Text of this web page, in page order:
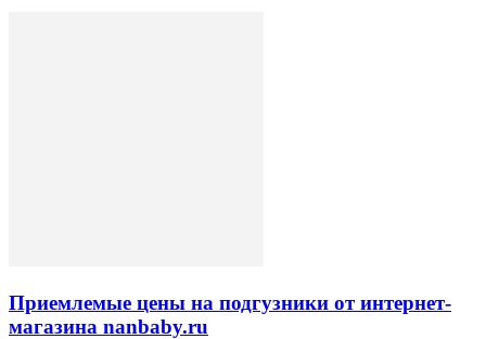
Приемлемые цены на подгузники от интернет-
магазина nanbaby.ru